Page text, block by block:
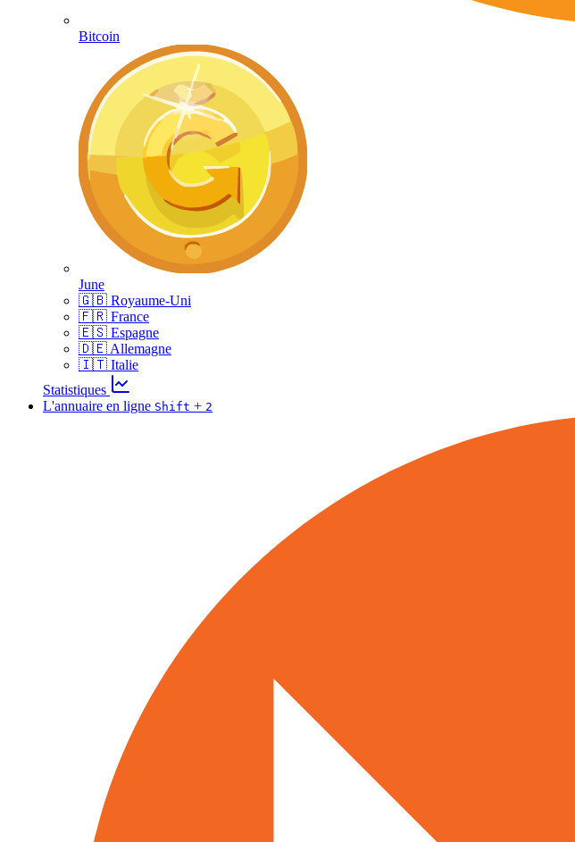
Bitcoin
June
🇬🇧 Royaume-Uni
🇫🇷 France
🇪🇸 Espagne
🇩🇪 Allemagne
🇮🇹 Italie
Statistiques
L'annuaire en ligne Shift + 2